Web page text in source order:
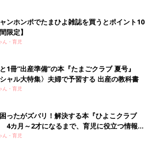
ンホンポでたまひよ雑誌を買うとポイント10
限定】
ん・育児
1冊“出産準備”の本『たまごクラブ 夏号』
シャル大特集〉夫婦で予習する 出産の教科書
ん・育児
ったがズバリ！解決する本『ひよこクラブ
カ月～2才になるまで、育児に役立つ情報が
！
ん・育児